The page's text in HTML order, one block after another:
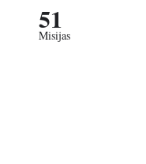
51
Misijas